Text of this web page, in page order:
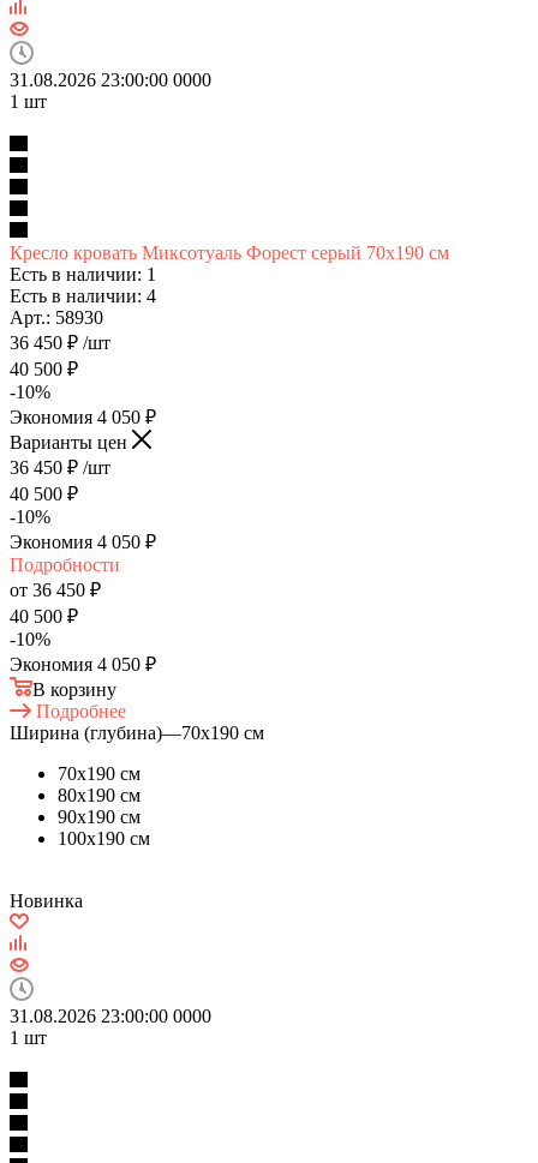
31.08.2026 23:00:00 0000
1 шт
Кресло кровать Миксотуаль Форест серый 70х190 см
Есть в наличии: 1
Есть в наличии: 4
Арт.: 58930
36 450 ₽ /шт
40 500 ₽
-10%
Экономия 4 050 ₽
Варианты цен
36 450 ₽ /шт
40 500 ₽
-10%
Экономия 4 050 ₽
Подробности
от 36 450 ₽
40 500 ₽
-10%
Экономия 4 050 ₽
В корзину
Подробнее
Ширина (глубина)—70х190 см
70х190 см
80х190 см
90х190 см
100х190 см
Новинка
31.08.2026 23:00:00 0000
1 шт